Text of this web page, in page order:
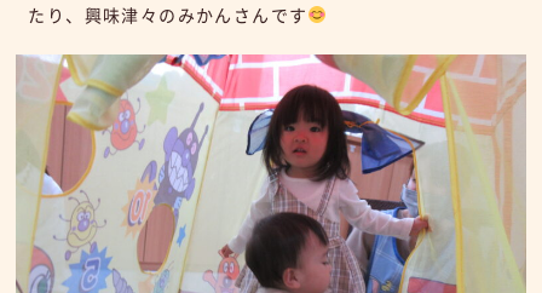
たり、興味津々のみかんさんです